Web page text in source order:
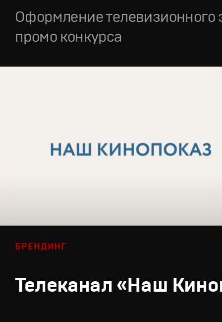
Оформление телевизионного
промо конкурса
БРЕНДИНГ
Телеканал «Наш